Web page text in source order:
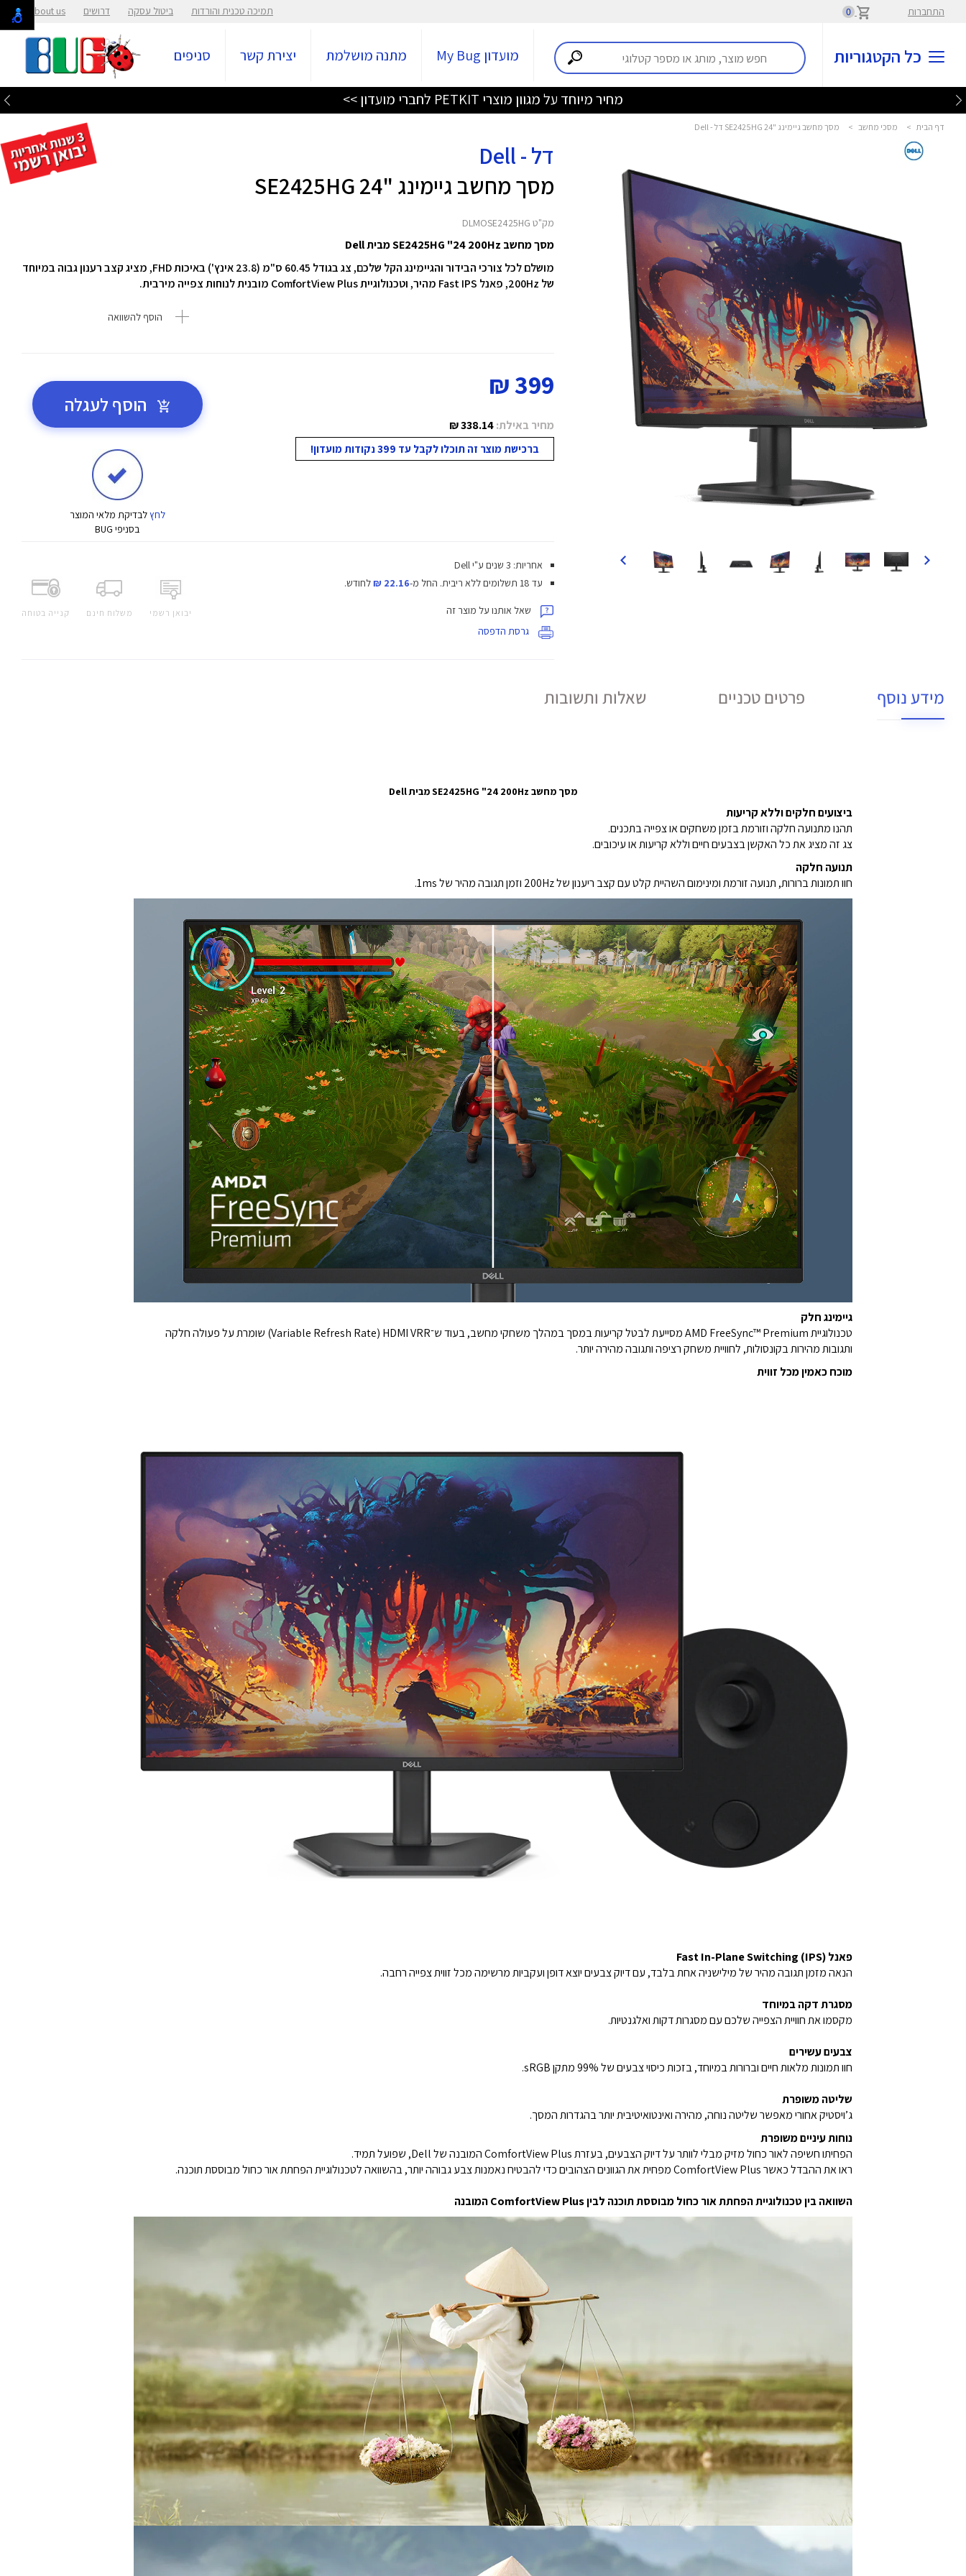
התחברות 0 תמיכה טכנית והורדות ביטול עסקה דרושים About us
כל הקטגוריות מועדון My Bug מתנה מושלמת יצירת קשר סניפים
מחיר מיוחד על מגוון מוצרי PETKIT לחברי מועדון >>
דף הבית > מסכי מחשב > מסך מחשב גיימינג "24 SE2425HG דל - Dell
דל - Dell
מסך מחשב גיימינג "24 SE2425HG
מק"ט DLMOSE2425HG
מסך מחשב SE2425HG "24 200Hz מבית Dell
מושלם לכל צורכי הבידור והגיימינג הקל שלכם,צג בגודל ‎60.45 ס"מ (‎23.8 אינץ')‎ באיכות ‎FHD‎,
מציג קצב רענון גבוה במיוחד
של ‎200Hz‎,
פאנל ‎Fast IPS‎ מהיר, וטכנולוגיית ‎ComfortView Plus‎ מובנית לנוחות צפייה מירבית.
הוסף להשוואה
399 ₪
מחיר באילת:338.14 ₪
ברכישת מוצר זה תוכלו לקבל עד 399 נקודות מועדון!
הוסף לעגלה
לחץלבדיקת מלאי המוצר
בסניפי BUG
יבואן רשמי משלוח חינם קנייה בטוחה
אחריות: 3 שנים ע"י Dell
עד 18 תשלומים ללא ריבית.
החל מ-22.16 ₪ לחודש.
שאל אותנו על מוצר זה
גרסת הדפסה
מידע נוסף פרטים טכניים שאלות ותשובות
מסך מחשב SE2425HG "24 200Hz מבית Dell
ביצועים חלקים וללא קריעות
תהנו מתנועה חלקה וזורמת בזמן משחקים או צפייה בתכנים.
צג זה מציג את כל האקשן בצבעים חיים וללא קריעות או עיכובים.
תנועה חלקה
חוו תמונות ברורות, תנועה זורמת ומינימום השהיית קלט עם קצב ריענון של ‎200Hz‎ וזמן תגובה מהיר של ‎1ms‎.
גיימינג חלק
טכנולוגיית AMD FreeSync™ Premium מסייעת לבטל קריעות במסך במהלך משחקי מחשב, בעוד ש־HDMI VRR ‏(Variable Refresh Rate) שומרת על פעולה חלקה
ותגובות מהירות בקונסולות, לחוויית משחק רציפה ותגובה מהירה יותר.
מוכח כאמין מכל זווית
פאנל Fast In-Plane Switching (IPS)
הנאה מזמן תגובה מהיר של מילישניה אחת בלבד, עם דיוק צבעים יוצא דופן ועקביות מרשימה מכל זווית צפייה רחבה.
מסגרת דקה במיוחד
מקסמו את חוויית הצפייה שלכם עם מסגרות דקות ואלגנטיות.
צבעים עשירים
חוו תמונות מלאות חיים וברורות במיוחד, בזכות כיסוי צבעים של ‎99%‎ מתקן sRGB.
שליטה משופרת
ג’ויסטיק אחורי מאפשר שליטה נוחה, מהירה ואינטואיטיבית יותר בהגדרות המסך.
נוחות עיניים משופרת
הפחיתו חשיפה לאור כחול מזיק מבלי לוותר על דיוק הצבעים, בעזרת ComfortView Plus המובנה של Dell, שפועל תמיד.
ראו את ההבדל כאשר ComfortView Plus מפחית את הגוונים הצהובים כדי להבטיח נאמנות צבע גבוהה יותר, בהשוואה לטכנולוגיית הפחתת אור כחול מבוססת תוכנה.
השוואה בין טכנולוגיית הפחתת אור כחול מבוססת תוכנה לבין ComfortView Plus המובנה